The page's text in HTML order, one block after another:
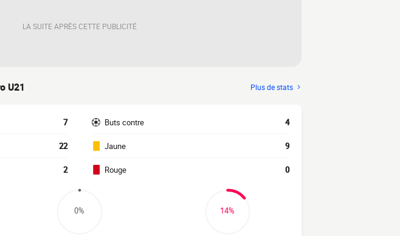
LA SUITE APRÈS CETTE PUBLICITÉ
U21 Plus de stats
7
22
2
Buts contre 4
Jaune 9
Rouge 0
0% 14%